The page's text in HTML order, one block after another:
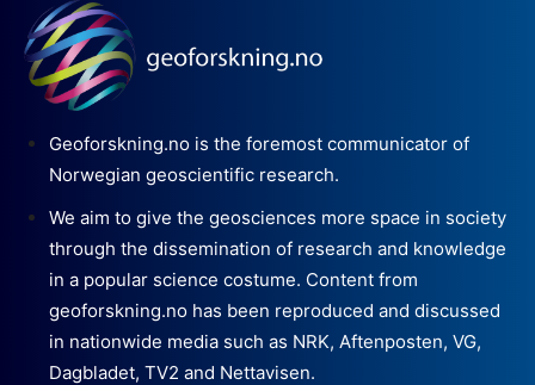
Geoforskning.no is the foremost communicator of
Norwegian geoscientific research.
We aim to give the geosciences more space in society
through the dissemination of research and knowledge
in a popular science costume. Content from
geoforskning.no has been reproduced and discussed
in nationwide media such as NRK, Aftenposten, VG,
Dagbladet, TV2 and Nettavisen.